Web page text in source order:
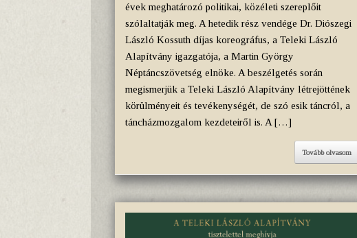
évek meghatározó politikai, közéleti szereplőit
szólaltatják meg. A hetedik rész vendége Dr. Diószegi
László Kossuth díjas koreográfus, a Teleki László
Alapítvány igazgatója, a Martin György
Néptáncszövetség elnöke. A beszélgetés során
megismerjük a Teleki László Alapítvány létrejöttének
körülményeit és tevékenységét, de szó esik táncról, a
táncházmozgalom kezdeteiről is. A […]
Tovább olvasom